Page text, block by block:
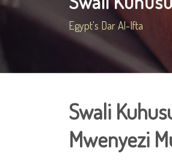
Egypt's Dar Al-Ifta
Swali
Mwenyezi